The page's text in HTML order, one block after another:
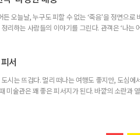
오늘날, 누구도 피할 수 없는 ‘죽음’을 정면으로
리하는 사람들의 이야기를 그린다. 관객은 ‘나는
& 한달수 : 정겨운, 금동현 •윤선영 : 서권
서
시는 뜨겁다. 멀리 떠나는 여행도 좋지만, 도심에
미술관은 꽤 좋은 피서지가 된다. 바깥의 소란과